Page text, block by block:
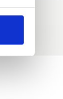
vi vært for private